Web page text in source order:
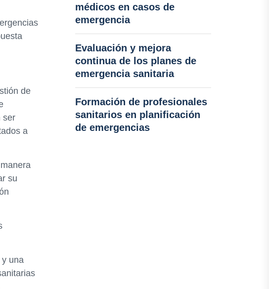
de
ser
a
su
una
médicos en casos de
emergencia
Evaluación y mejora
continua de los planes de
emergencia sanitaria
Formación de profesionales
sanitarios en planificación
de emergencias